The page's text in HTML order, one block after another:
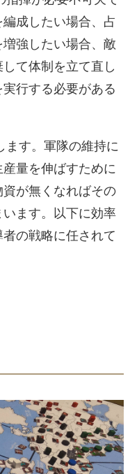
成したい場合、占
強したい場合、敵
て体制を立て直し
行する必要がある
ます。軍隊の維持に
量を伸ばすために
が無くなればその
ます。以下に効率
の戦略に任されて